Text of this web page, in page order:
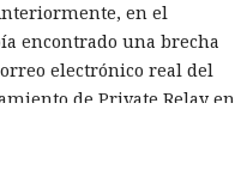
en el
encontrado una brecha
electrónico real del
de Private Relay en